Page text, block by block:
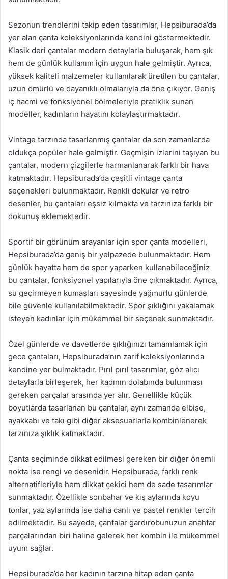
Sezonun trendlerini takip eden tasarımlar, Hepsiburada’da
yer alan çanta koleksiyonlarında kendini göstermektedir.
Klasik deri çantalar modern detaylarla buluşarak, hem şık
hem de günlük kullanım için uygun hale gelmiştir. Ayrıca,
yüksek kaliteli malzemeler kullanılarak üretilen bu çantalar,
uzun ömürlü ve dayanıklı olmalarıyla da öne çıkıyor. Geniş
iç hacmi ve fonksiyonel bölmeleriyle pratiklik sunan
modeller, kadınların hayatını kolaylaştırmaktadır.
Vintage tarzında tasarlanmış çantalar da son zamanlarda
oldukça popüler hale gelmiştir. Geçmişin izlerini taşıyan bu
çantalar, modern çizgilerle harmanlanarak farklı bir hava
katmaktadır. Hepsiburada’da çeşitli vintage çanta
seçenekleri bulunmaktadır. Renkli dokular ve retro
desenler, bu çantaları eşsiz kılmakta ve tarzınıza farklı bir
dokunuş eklemektedir.
Sportif bir görünüm arayanlar için spor çanta modelleri,
Hepsiburada’da geniş bir yelpazede bulunmaktadır. Hem
günlük hayatta hem de spor yaparken kullanabileceğiniz
bu çantalar, fonksiyonel yapılarıyla öne çıkmaktadır. Ayrıca,
su geçirmeyen kumaşları sayesinde yağmurlu günlerde
bile güvenle kullanılabilmektedir. Spor şıklığını yakalamak
isteyen kadınlar için mükemmel bir seçenek sunmaktadır.
Özel günlerde ve davetlerde şıklığınızı tamamlamak için
gece çantaları, Hepsiburada’nın zarif koleksiyonlarında
kendine yer bulmaktadır. Pırıl pırıl tasarımlar, göz alıcı
detaylarla birleşerek, her kadının dolabında bulunması
gereken parçalar arasında yer alır. Genellikle küçük
boyutlarda tasarlanan bu çantalar, aynı zamanda elbise,
ayakkabı ve takı gibi diğer aksesuarlarla kombinlenerek
tarzınıza şıklık katmaktadır.
Çanta seçiminde dikkat edilmesi gereken bir diğer önemli
nokta ise rengi ve desenidir. Hepsiburada, farklı renk
alternatifleriyle hem dikkat çekici hem de sade tasarımlar
sunmaktadır. Özellikle sonbahar ve kış aylarında koyu
tonlar, yaz aylarında ise daha canlı ve pastel renkler tercih
edilmektedir. Bu sayede, çantalar gardırobunuzun anahtar
parçalarından biri haline gelerek her kombin ile mükemmel
uyum sağlar.
Hepsiburada’da her kadının tarzına hitap eden çanta